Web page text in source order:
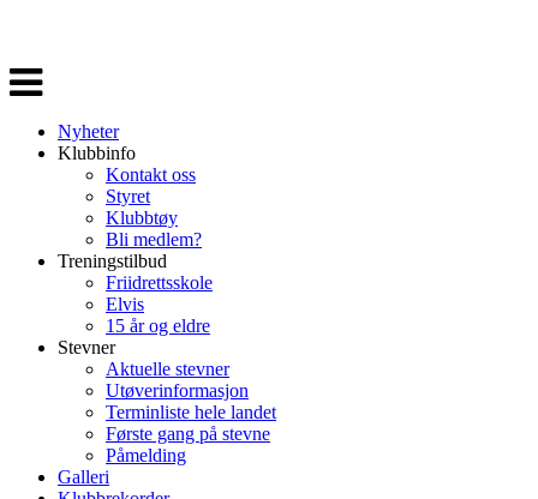
Veksle
navigasjon
Nyheter
Klubbinfo
Kontakt oss
Styret
Klubbtøy
Bli medlem?
Treningstilbud
Friidrettsskole
Elvis
15 år og eldre
Stevner
Aktuelle stevner
Utøverinformasjon
Terminliste hele landet
Første gang på stevne
Påmelding
Galleri